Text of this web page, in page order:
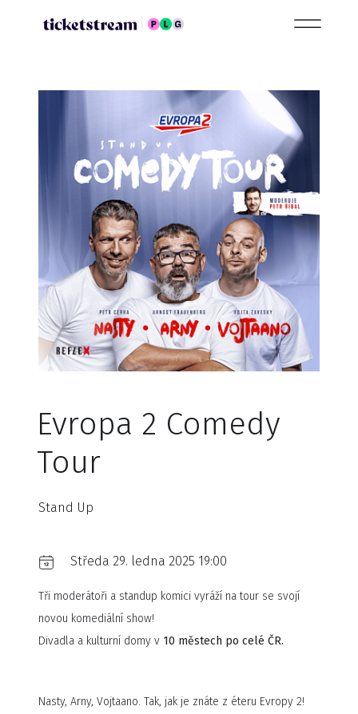
Evropa 2 Comedy
Tour
Stand Up
Středa 29. ledna 2025 19:00
Tři moderátoři a standup komici vyráží na tour se svojí
novou komediální show!
Divadla a kulturní domy v 10 městech po celé ČR.
Nasty, Arny, Vojtaano. Tak, jak je znáte z éteru Evropy 2!